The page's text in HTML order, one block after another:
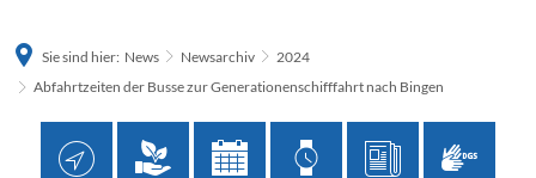
Sie sind hier: News Newsarchiv
2024
Abfahrtzeiten der Busse zur Generationenschifffahrt nach Bingen